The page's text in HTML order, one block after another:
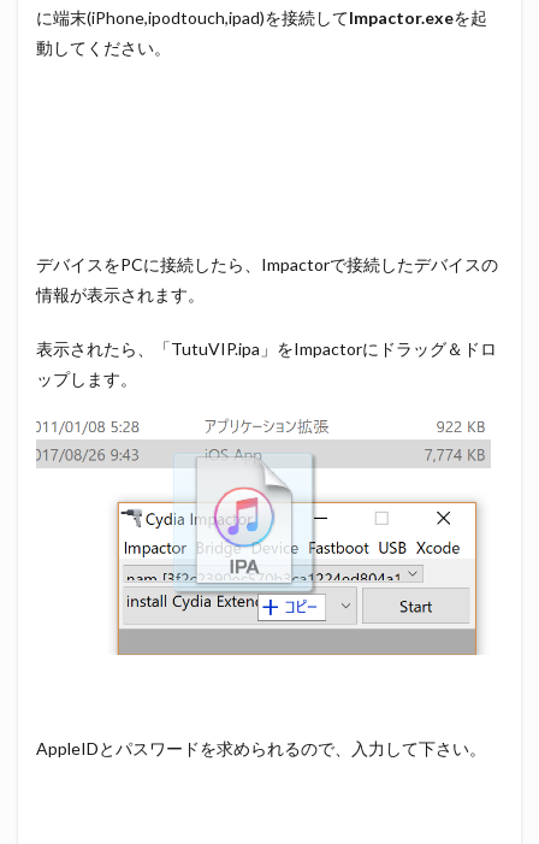
に端末(iPhone,ipodtouch,ipad)を接続してImpactor.exeを起
動してください。
デバイスをPCに接続したら、Impactorで接続したデバイスの
情報が表示されます。
表示されたら、「TutuVIP.ipa」をImpactorにドラッグ＆ドロ
ップします。
AppleIDとパスワードを求められるので、入力して下さい。